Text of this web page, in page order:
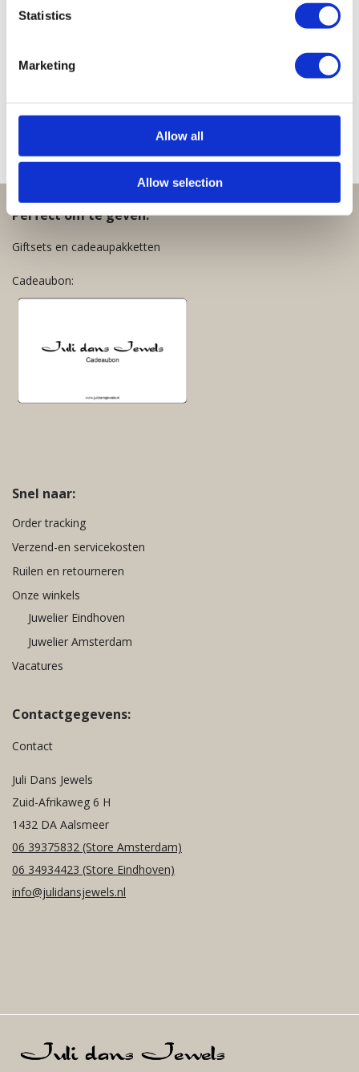
Statistics
Marketing
Allow all
Allow selection
Star
€55,00
Mini
Loulou
Oorbel
Zwart
€35,00
Perfect om te geven:
Giftsets en cadeaupakketten
Cadeaubon:
Snel naar:
Order tracking
Verzend-en servicekosten
Ruilen en retourneren
Onze winkels
Juwelier Eindhoven
Juwelier Amsterdam
Vacatures
Contactgegevens:
Contact
Juli Dans Jewels
Zuid-Afrikaweg 6 H
1432 DA Aalsmeer
06 39375832 (Store Amsterdam)
06 34934423 (Store Eindhoven)
info@julidansjewels.nl